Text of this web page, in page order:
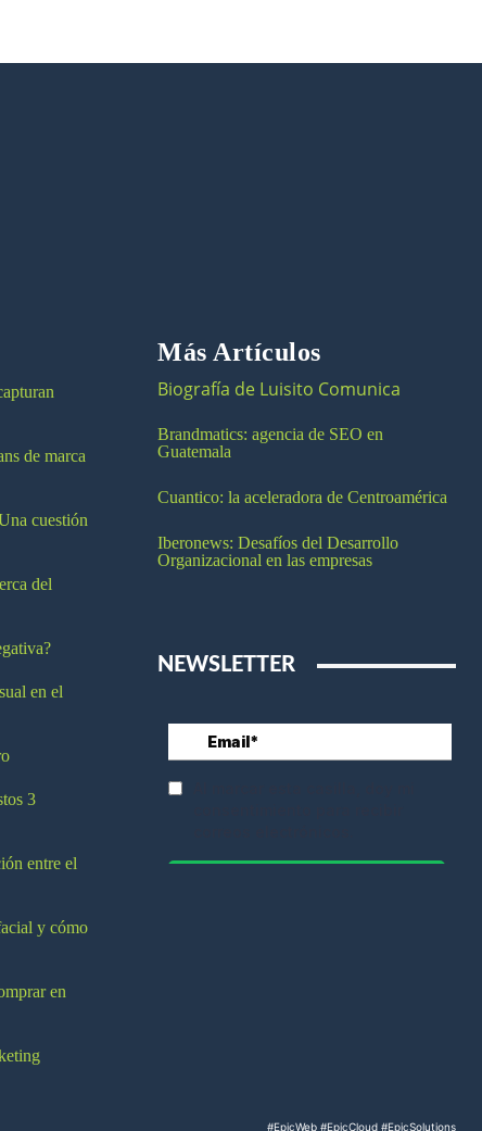
de marca
cuestión
del
en el
3
entre el
y cómo
en
Más Artículos
Biografía de Luisito Comunica
Brandmatics: agencia de SEO en
Guatemala
Cuantico: la aceleradora de Centroamérica
Iberonews: Desafíos del Desarrollo
Organizacional en las empresas
NEWSLETTER
#EpicWeb #EpicCloud #EpicSolutions